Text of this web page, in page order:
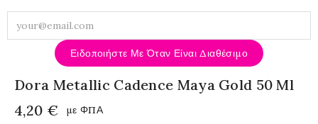
Ειδοποιήστε Με Όταν Είναι Διαθέσιμο
Dora Metallic Cadence Maya Gold 50 Ml
4,20 €
με ΦΠΑ